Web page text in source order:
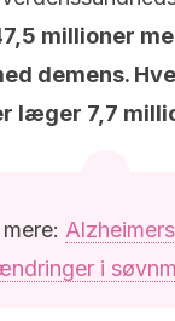
millioner
demens.
læger 7,7
i